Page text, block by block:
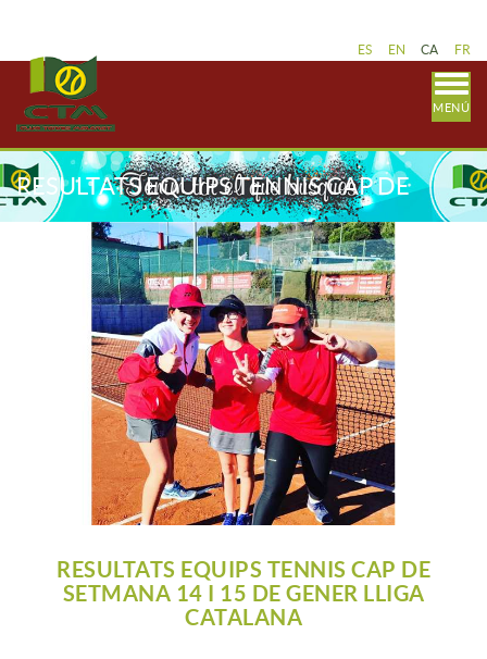
ES EN CA FR
MENÚ
RESULTATS EQUIPS TENNIS CAP DE
SETMANA 14 I 15 DE GENER LLIGA
CATALANA
RESULTATS EQUIPS TENNIS CAP DE
SETMANA 14 I 15 DE GENER LLIGA
CATALANA